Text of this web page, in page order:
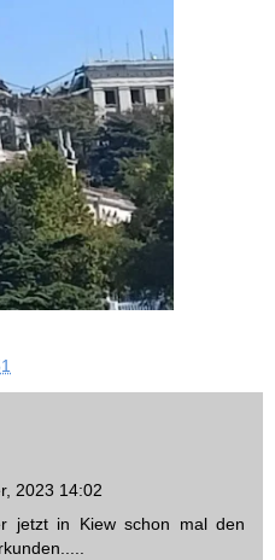
2023 14:02
jetzt in Kiew schon mal den